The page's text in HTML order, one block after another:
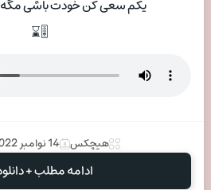
یکم سعی کن خودت باشی
🎚⌛
هیچکس 14 نوامبر 2022
ادامه مطلب +